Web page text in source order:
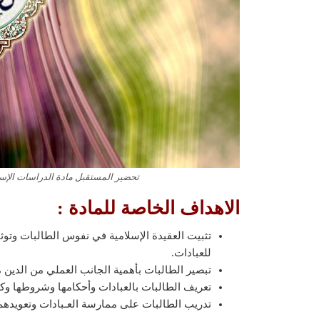
تحضير المستقبل مادة الدراسات
الاهداف الخاصة للمادة :
تثبيت العقيدة الإسلامية في نفوس الطالبات
للعبادات.
تبصير الطالبات بأهمية الجانب العملي من الدين
تعريف الطالبات بالعبادات وأحكامها وشروطها
تدريب الطالبات على ممارسة العـبادات